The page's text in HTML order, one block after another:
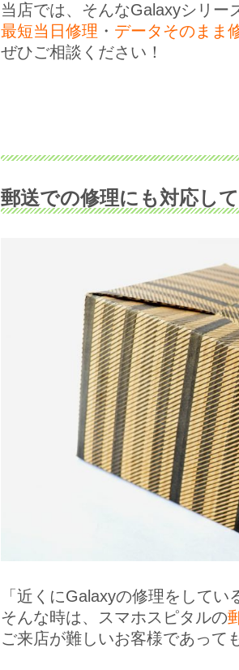
当店では、そんなGalaxyシリー
最短当日修理 ・ データそのまま
ぜひご相談ください！
郵送での修理にも対応し
「近くにGalaxyの修理をしてい
そんな時は、スマホスピタルの
ご来店が難しいお客様であって